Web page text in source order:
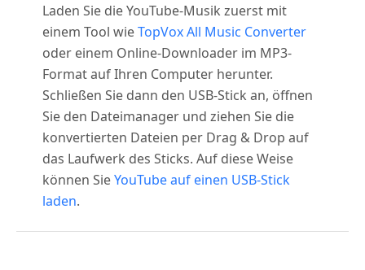
Laden Sie die YouTube-Musik zuerst mit
einem Tool wieTopVox All Music Converter
oder einem Online-Downloader im MP3-
Format auf Ihren Computer herunter.
Schließen Sie dann den USB-Stick an, öffnen
Sie den Dateimanager und ziehen Sie die
konvertierten Dateien per Drag & Drop auf
das Laufwerk des Sticks. Auf diese Weise
können SieYouTube auf einen USB-Stick
laden.